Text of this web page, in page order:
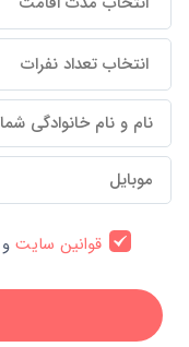
قوانین سایتو